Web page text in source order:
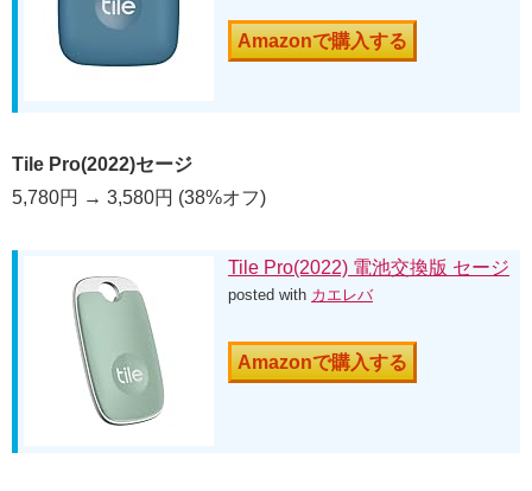
Amazonで購入する
Tile Pro(2022)セージ
5,780円 → 3,580円 (38%オフ)
Tile Pro(2022) 電池交換版 セージ
posted with カエレバ
Amazonで購入する